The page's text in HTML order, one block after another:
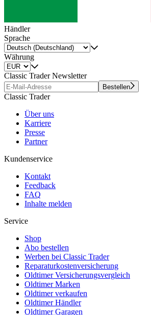
Händler
Sprache
Währung
Classic Trader Newsletter
Bestellen
Classic Trader
Über uns
Karriere
Presse
Partner
Kundenservice
Kontakt
Feedback
FAQ
Inhalte melden
Service
Shop
Abo bestellen
Werben bei Classic Trader
Reparaturkostenversicherung
Oldtimer Versicherungsvergleich
Oldtimer Marken
Oldtimer verkaufen
Oldtimer Händler
Oldtimer Garagen